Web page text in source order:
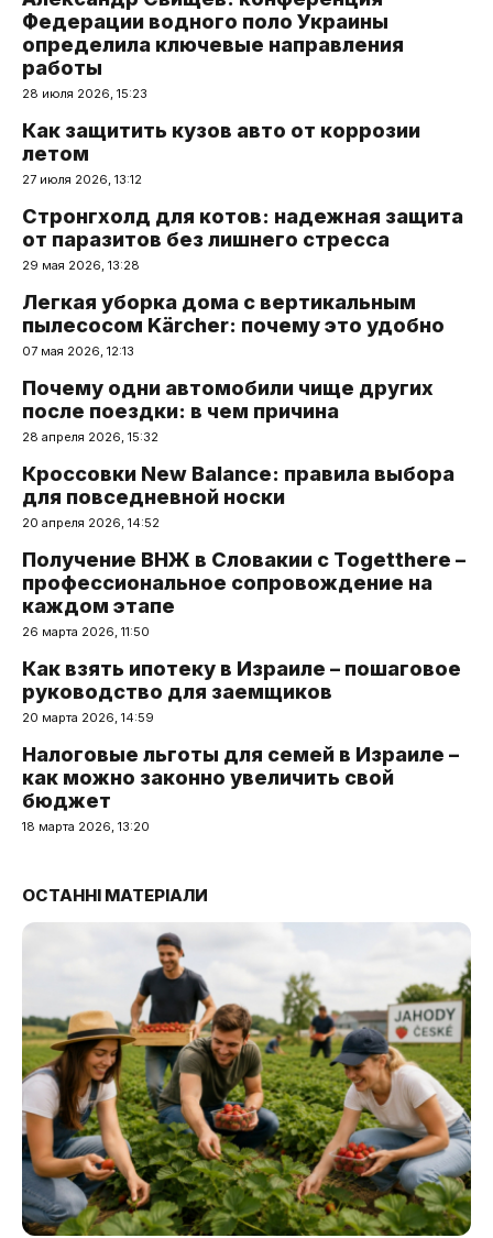
Федерации водного поло Украины
определила ключевые направления
работы
28 июля 2026, 15:23
Как защитить кузов авто от коррозии
летом
27 июля 2026, 13:12
Стронгхолд для котов: надежная защита
от паразитов без лишнего стресса
29 мая 2026, 13:28
Легкая уборка дома с вертикальным
пылесосом Kärcher: почему это удобно
07 мая 2026, 12:13
Почему одни автомобили чище других
после поездки: в чем причина
28 апреля 2026, 15:32
Кроссовки New Balance: правила выбора
для повседневной носки
20 апреля 2026, 14:52
Получение ВНЖ в Словакии с Togetthere –
профессиональное сопровождение на
каждом этапе
26 марта 2026, 11:50
Как взять ипотеку в Израиле – пошаговое
руководство для заемщиков
20 марта 2026, 14:59
Налоговые льготы для семей в Израиле –
как можно законно увеличить свой
бюджет
18 марта 2026, 13:20
ОСТАННІ МАТЕРІАЛИ